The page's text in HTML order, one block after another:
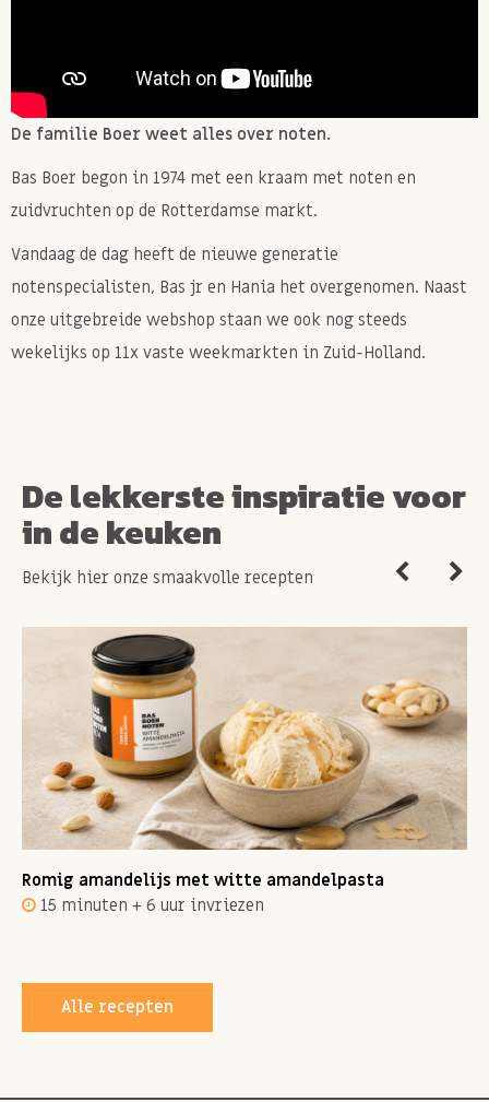
De familie Boer weet alles over noten.
Bas Boer begon in 1974 met een kraam met noten en
zuidvruchten op de Rotterdamse markt.
Vandaag de dag heeft de nieuwe generatie
notenspecialisten, Bas jr en Hania het overgenomen. Naast
onze uitgebreide webshop staan we ook nog steeds
wekelijks op 11x vaste weekmarkten in Zuid-Holland.
De lekkerste inspiratie voor
in de keuken
Bekijk hier onze smaakvolle recepten
Romig amandelijs met witte amandelpasta
15 minuten + 6 uur invriezen
Alle recepten